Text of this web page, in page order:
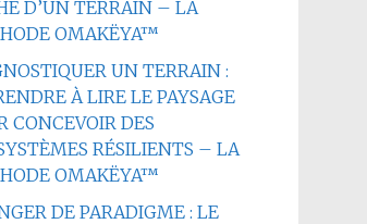
D’UN TERRAIN – LA
OMAKËYA™
UN TERRAIN :
À LIRE LE PAYSAGE
CONCEVOIR DES
RÉSILIENTS – LA
OMAKËYA™
DE PARADIGME : LE